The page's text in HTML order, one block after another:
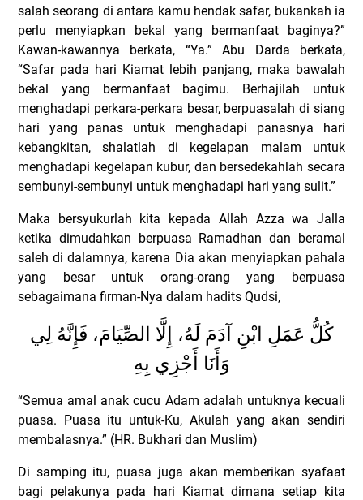
salah seorang di antara kamu hendak safar, bukankah ia
perlu menyiapkan bekal yang bermanfaat baginya?”
Kawan-kawannya berkata, “Ya.” Abu Darda berkata,
“Safar pada hari Kiamat lebih panjang, maka bawalah
bekal yang bermanfaat bagimu. Berhajilah untuk
menghadapi perkara-perkara besar, berpuasalah di siang
hari yang panas untuk menghadapi panasnya hari
kebangkitan, shalatlah di kegelapan malam untuk
menghadapi kegelapan kubur, dan bersedekahlah secara
sembunyi-sembunyi untuk menghadapi hari yang sulit.”
Maka bersyukurlah kita kepada Allah Azza wa Jalla
ketika dimudahkan berpuasa Ramadhan dan beramal
saleh di dalamnya, karena Dia akan menyiapkan pahala
yang besar untuk orang-orang yang berpuasa
sebagaimana firman-Nya dalam hadits Qudsi,
كُلُّ عَمَلِ ابْنِ آدَمَ لَهُ، إِلَّا الصِّيَامَ، فَإِنَّهُ لِي
وَأَنَا أَجْزِي بِهِ
“Semua amal anak cucu Adam adalah untuknya kecuali
puasa. Puasa itu untuk-Ku, Akulah yang akan sendiri
membalasnya.” (HR. Bukhari dan Muslim)
Di samping itu, puasa juga akan memberikan syafaat
bagi pelakunya pada hari Kiamat dimana setiap kita